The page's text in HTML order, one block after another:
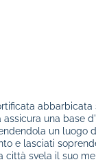
assicura una base
un luogo
e lasciati
città svela il suo